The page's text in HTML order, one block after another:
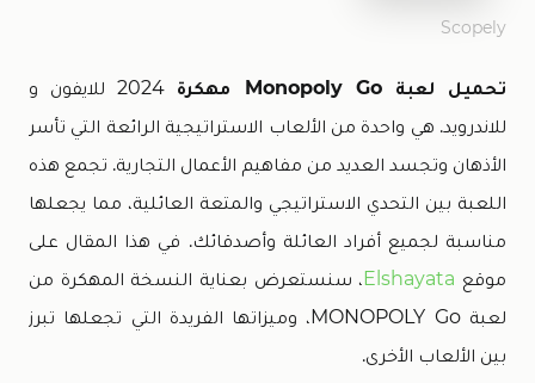
Scopely
تحميل لعبة Monopoly Go مهكرة
2024 للايفون و
للاندرويد. هي واحدة من الألعاب الاستراتيجية الرائعة التي تأسر
الأذهان وتجسد العديد من مفاهيم الأعمال التجارية. تجمع هذه
اللعبة بين التحدي الاستراتيجي والمتعة العائلية، مما يجعلها
مناسبة لجميع أفراد العائلة وأصدقائك. في هذا المقال على
موقع Elshayata، سنستعرض بعناية النسخة المهكرة من
لعبة MONOPOLY Go، وميزاتها الفريدة التي تجعلها تبرز
بين الألعاب الأخرى.